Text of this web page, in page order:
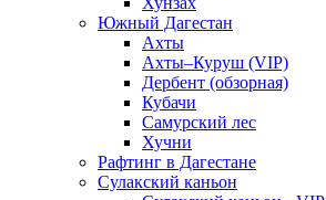
Южный Дагестан
Ахты
Ахты–Куруш (VIP)
Дербент (обзорная)
Кубачи
Самурский лес
Хучни
Рафтинг в Дагестане
Сулакский каньон